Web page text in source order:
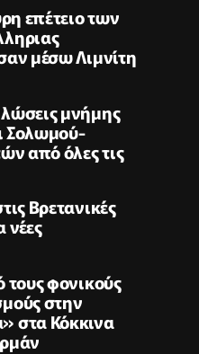
επέτειο των
μέσω Λιμνίτη
μνήμης
Σολωμού-
από όλες τις
Βρετανικές
νέες
φονικούς
στην
στα Κόκκινα